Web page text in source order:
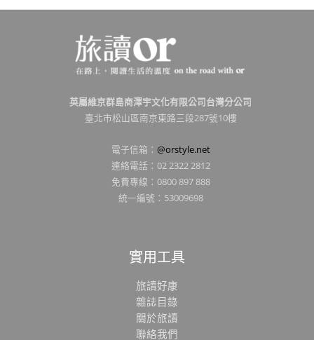
英屬維京群島商澤宇文化有限公司台灣分公司
臺北市松山區南京東路三段287號10樓
電子信箱： @orstyle.net
連絡電話：02 2322 2812
免費專線：0800 897 888
統一編號：53009698
實用工具
旅讀好康
雜誌目錄
關於旅讀
聯絡我們